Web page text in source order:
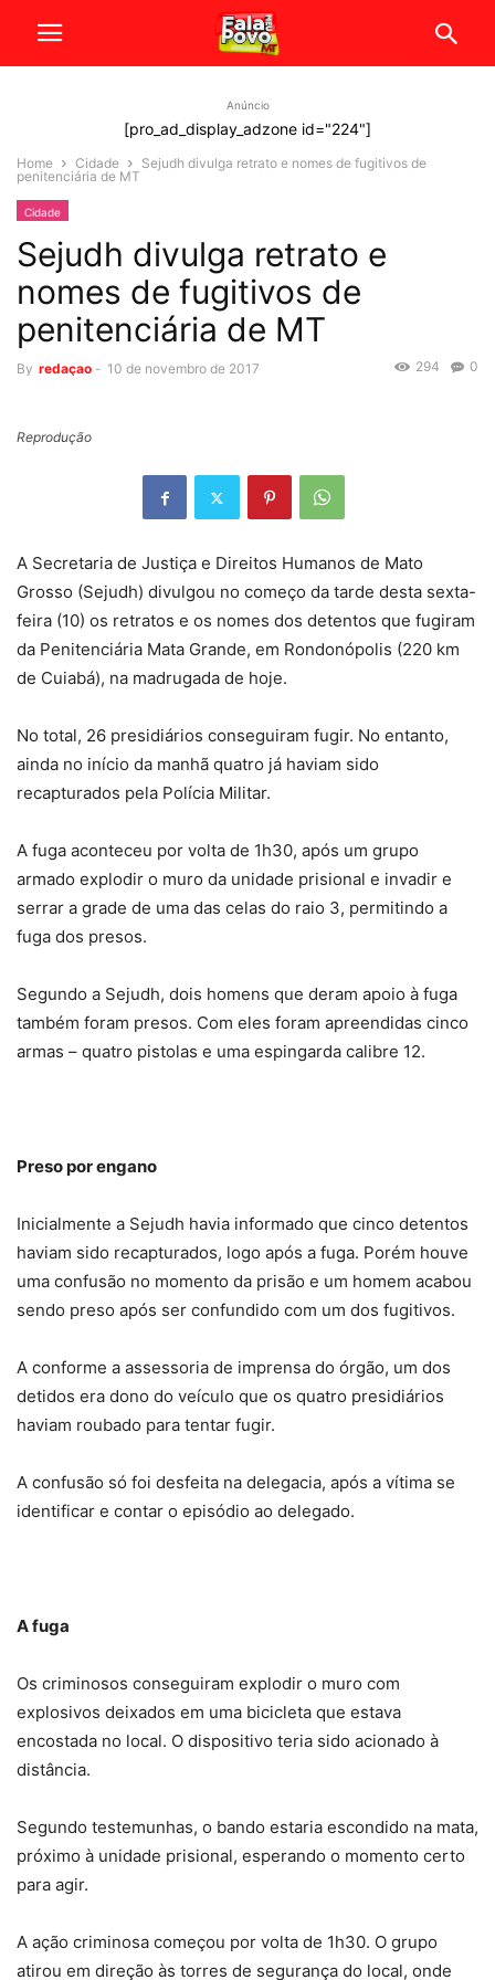
Anúncio
[pro_ad_display_adzone id="224"]
Home Cidade
Sejudh divulga retrato e nomes de fugitivos de
penitenciária de MT
Cidade
Sejudh divulga retrato e
nomes de fugitivos de
penitenciária de MT
By redaçao - 10 de novembro de 2017 0
294
Reprodução
A Secretaria de Justiça e Direitos Humanos de Mato
Grosso (Sejudh) divulgou no começo da tarde desta sexta-
feira (10) os retratos e os nomes dos detentos que fugiram
da Penitenciária Mata Grande, em Rondonópolis (220 km
de Cuiabá), na madrugada de hoje.
No total, 26 presidiários conseguiram fugir. No entanto,
ainda no início da manhã quatro já haviam sido
recapturados pela Polícia Militar.
A fuga aconteceu por volta de 1h30, após um grupo
armado explodir o muro da unidade prisional e invadir e
serrar a grade de uma das celas do raio 3, permitindo a
fuga dos presos.
Segundo a Sejudh, dois homens que deram apoio à fuga
também foram presos. Com eles foram apreendidas cinco
armas – quatro pistolas e uma espingarda calibre 12.
Preso por engano
Inicialmente a Sejudh havia informado que cinco detentos
haviam sido recapturados, logo após a fuga. Porém houve
uma confusão no momento da prisão e um homem acabou
sendo preso após ser confundido com um dos fugitivos.
A conforme a assessoria de imprensa do órgão, um dos
detidos era dono do veículo que os quatro presidiários
haviam roubado para tentar fugir.
A confusão só foi desfeita na delegacia, após a vítima se
identificar e contar o episódio ao delegado.
A fuga
Os criminosos conseguiram explodir o muro com
explosivos deixados em uma bicicleta que estava
encostada no local. O dispositivo teria sido acionado à
distância.
Segundo testemunhas, o bando estaria escondido na mata,
próximo à unidade prisional, esperando o momento certo
para agir.
A ação criminosa começou por volta de 1h30. O grupo
atirou em direção às torres de segurança do local, onde